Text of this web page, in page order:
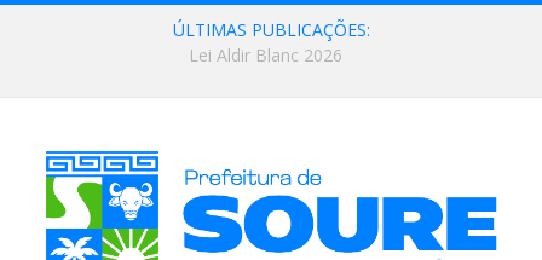
ÚLTIMAS PUBLICAÇÕES:
Lei Aldir Blanc 2026